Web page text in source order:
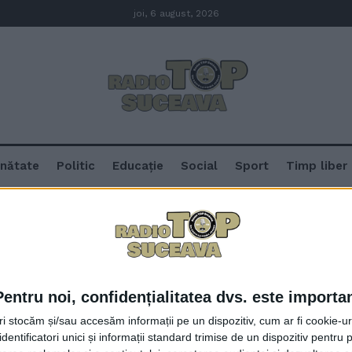
noi, confidențialitatea dvs. este
stocăm și/sau accesăm informații pe un dispozitiv, cum ar fi cookie-
unici și informații standard trimise de un dispozitiv pentru
joi, 6 august, 2026
Politic Educație Social Sport Timp liber
Loial Impex Suceava,
din autostrada A7, tronson